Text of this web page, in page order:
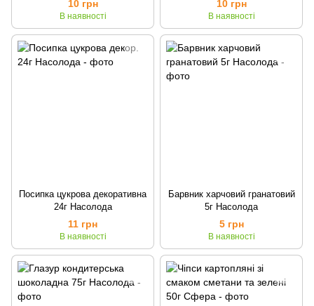
10 грн
В наявності
10 грн
В наявності
Посипка цукрова декоративна
24г Насолода
11 грн
В наявності
Барвник харчовий гранатовий
5г Насолода
5 грн
В наявності